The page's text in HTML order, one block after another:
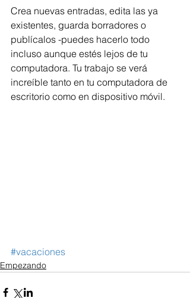
Crea nuevas entradas, edita las ya
existentes, guarda borradores o
publícalos -puedes hacerlo todo
incluso aunque estés lejos de tu
computadora. Tu trabajo se verá
increíble tanto en tu computadora de
escritorio como en dispositivo móvil.
#vacaciones
Empezando